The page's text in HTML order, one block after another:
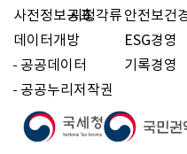
사전정보공표
데이터개방
공공데이터
공공누리저작권
시청각류 안전보건
ESG경영
기록경영